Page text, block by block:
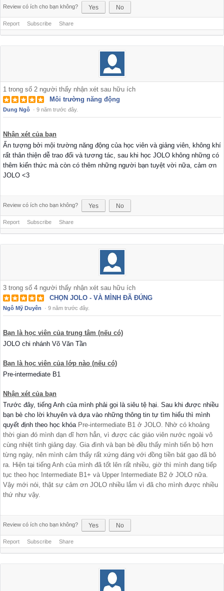
Review có ích cho bạn không? Yes No
Report Subscribe Share
1 trong số 2 người thấy nhận xét sau hữu ích
Môi trường năng động
Dung Ngô · 9 năm trước đây.
Nhận xét của bạn
Ấn tượng bởi mội trường năng động của học viên và giảng viên, không khí
rất thân thiện dễ trao đổi và tương tác, sau khi học JOLO không những có
thêm kiến thức mà còn có thêm những người bạn tuyệt vời nữa, cảm ơn
JOLO <3
Review có ích cho bạn không? Yes No
Report Subscribe Share
3 trong số 4 người thấy nhận xét sau hữu ích
CHỌN JOLO - VÀ MÌNH ĐÃ ĐÚNG
Ngô Mỹ Duyên · 9 năm trước đây.
Bạn là học viên của trung tâm (nếu có)
JOLO chi nhánh Võ Văn Tần
Bạn là học viên của lớp nào (nếu có)
Pre-intermediate B1
Nhận xét của bạn
Trước đây, tiếng Anh của mình phải gọi là siêu tệ hại. Sau khi được nhiều
bạn bè cho lời khuyên và dựa vào những thông tin tự tìm hiểu thì mình
quyết định theo học khóaPre-intermediate B1 ở JOLO. Nhờ có khoảng
thời gian đó mình dạn dĩ hơn hẳn, vì được các giáo viên nước ngoài vô
cùng nhiệt tình giảng dạy. Gia đình và bạn bè đều thấy mình tiến bộ hơn
từng ngày, nên mình cảm thấy rất xứng đáng với đồng tiền bát gạo đã bỏ
ra. Hiện tại tiếng Anh của mình đã tốt lên rất nhiều, giờ thì mình đang tiếp
tục theo học Intermediate B1+ và Upper Intermediate B2 ở JOLO nữa.
Vậy mới nói, thật sự cảm ơn JOLO nhiều lắm vì đã cho mình được nhiều
thứ như vậy.
Review có ích cho bạn không? Yes No
Report Subscribe Share